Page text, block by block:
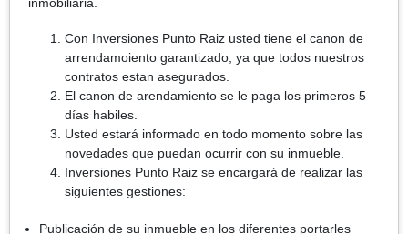
Con Inversiones Punto Raiz usted tiene el canon de
arrendamoiento garantizado, ya que todos nuestros
contratos estan asegurados.
El canon de arendamiento se le paga los primeros 5
días habiles.
Usted estará informado en todo momento sobre las
novedades que puedan ocurrir con su inmueble.
Inversiones Punto Raiz se encargará de realizar las
siguientes gestiones:
Publicación de su inmueble en los diferentes portarles